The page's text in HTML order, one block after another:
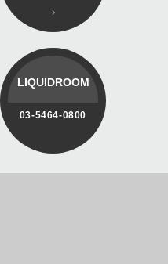
LIQUIDROOM
03-5464-0800